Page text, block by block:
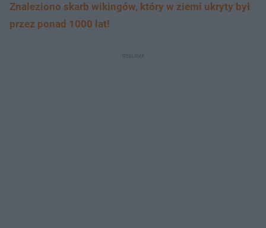
Znaleziono skarb wikingów, który w ziemi ukryty był
przez ponad 1000 lat!